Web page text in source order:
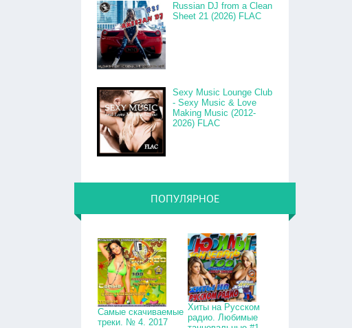
Russian DJ from a Clean
Sheet 21 (2026) FLAC
Sexy Music Lounge Club
- Sexy Music & Love
Making Music (2012-
2026) FLAC
ПОПУЛЯРНОЕ
Самые скачиваемые
треки. № 4. 2017
Хиты на Русском
радио. Любимые